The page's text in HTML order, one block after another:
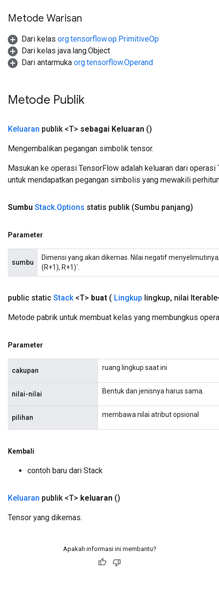
Metode Warisan
Dari kelas org.tensorflow.op.PrimitiveOp
Dari kelas java.lang.Object
Dari antarmuka org.tensorflow.Operand
Metode Publik
Keluaran publik <T> sebagai Keluaran ()
Mengembalikan pegangan simbolik tensor.
Masukan ke operasi TensorFlow adalah keluaran dari
untuk mendapatkan pegangan simbolis yang mewakili
Sumbu Stack.Options statis publik (Sumbu panjang)
Parameter
sumbu
Dimensi yang akan dikemas. Nilai negatif
(R+1), R+1)`.
public static Stack<T> buat ( Lingkup lingkup, nilai
Metode pabrik untuk membuat kelas yang membungkus
Parameter
cakupan ruang lingkup saat ini
nilai-nilai Bentuk dan jenisnya harus sama.
pilihan membawa nilai atribut opsional
Kembali
contoh baru dari Stack
Keluaran publik <T> keluaran ()
Tensor yang dikemas.
Apakah informasi ini membantu?